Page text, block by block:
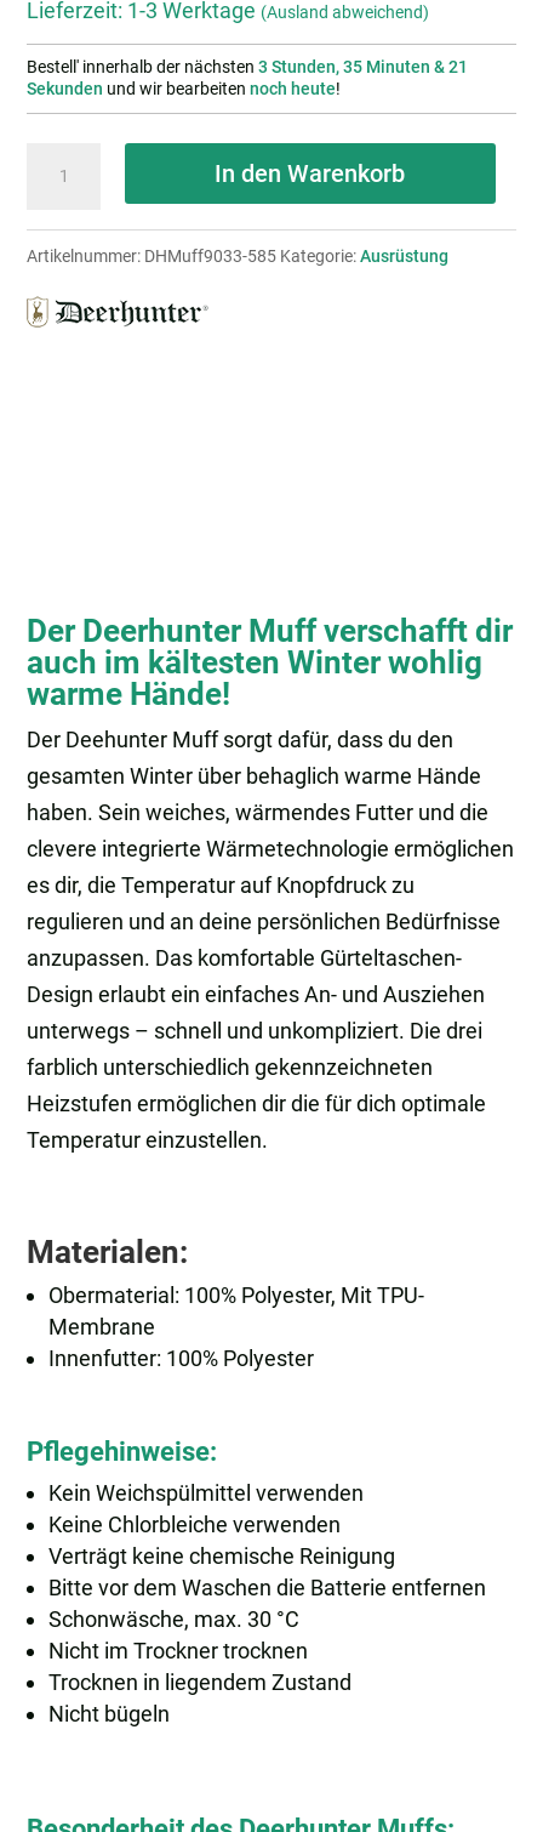
Lieferzeit: 1-3 Werktage (Ausland abweichend)
Bestell' innerhalb der nächsten3 Stunden, 35 Minuten & 21
Sekunden und wir bearbeitennoch heute!
Menge
In den Warenkorb
Artikelnummer: DHMuff9033-585 Kategorie:Ausrüstung
Der Deerhunter Muff verschafft dir
auch im kältesten Winter wohlig
warme Hände!
Der Deehunter Muff sorgt dafür, dass du den
gesamten Winter über behaglich warme Hände
haben. Sein weiches, wärmendes Futter und die
clevere integrierte Wärmetechnologie ermöglichen
es dir, die Temperatur auf Knopfdruck zu
regulieren und an deine persönlichen Bedürfnisse
anzupassen. Das komfortable Gürteltaschen-
Design erlaubt ein einfaches An- und Ausziehen
unterwegs – schnell und unkompliziert. Die drei
farblich unterschiedlich gekennzeichneten
Heizstufen ermöglichen dir die für dich optimale
Temperatur einzustellen.
Materialen:
Obermaterial: 100% Polyester, Mit TPU-
Membrane
Innenfutter: 100% Polyester
Pflegehinweise:
Kein Weichspülmittel verwenden
Keine Chlorbleiche verwenden
Verträgt keine chemische Reinigung
Bitte vor dem Waschen die Batterie entfernen
Schonwäsche, max. 30 °C
Nicht im Trockner trocknen
Trocknen in liegendem Zustand
Nicht bügeln